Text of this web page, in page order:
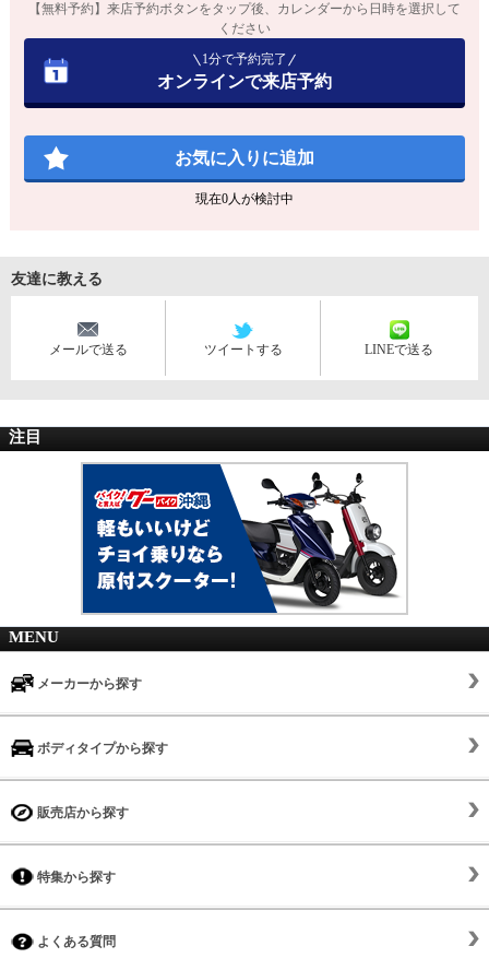
【無料予約】来店予約ボタンをタップ後、カレンダーから日時を選択して
ください
1分で予約完了
オンラインで来店予約
お気に入りに追加
現在0人が検討中
友達に教える
メールで送る ツイートする LINEで送る
注目
MENU
メーカーから探す
ボディタイプから探す
販売店から探す
特集から探す
よくある質問